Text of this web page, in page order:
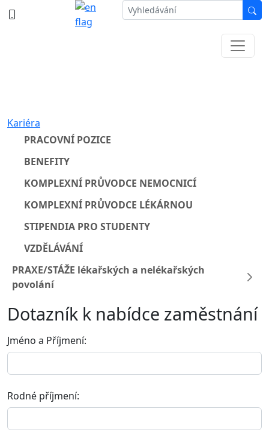
Kariéra
PRACOVNÍ POZICE
BENEFITY
KOMPLEXNÍ PRŮVODCE NEMOCNICÍ
KOMPLEXNÍ PRŮVODCE LÉKÁRNOU
STIPENDIA PRO STUDENTY
VZDĚLÁVÁNÍ
PRAXE/STÁŽE lékařských a nelékařských
povolání
Dotazník k nabídce zaměstnání
Jméno a Příjmení:
Rodné příjmení: